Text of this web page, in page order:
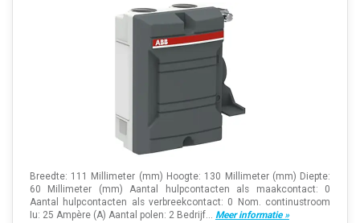
Breedte: 111 Millimeter (mm) Hoogte: 130 Millimeter (mm) Diepte:
60 Millimeter (mm) Aantal hulpcontacten als maakcontact: 0
Aantal hulpcontacten als verbreekcontact: 0 Nom. continustroom
Iu: 25 Ampère (A) Aantal polen: 2 Bedrijf... Meer informatie »